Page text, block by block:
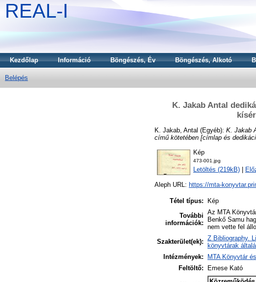
REAL-I
Kezdőlap Információ Böngészés, Év Böngészés, Alkotó
Belépés
K. Jakab Antal
K. Jakab, Antal (Egyéb): K. Jakab
című kötetében [címlap és
Kép
473-001.jpg
Letöltés (219kB)
Aleph URL: https://mta-
Tétel típus:
Kép
További
információk:
Az MTA
Benkő Samu
nem vette fel
Szakterület(ek): Z Bibliography.
könyvtárak
Intézmények:
MTA Könyvtár
Feltöltő:
Emese Kató